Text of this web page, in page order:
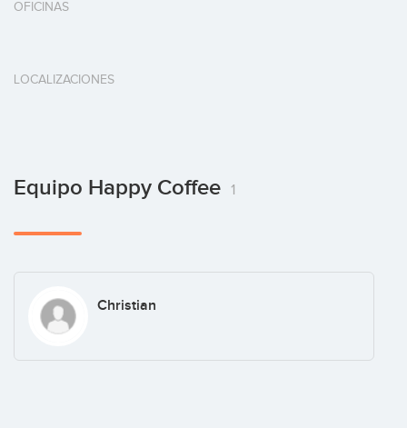
OFICINAS
LOCALIZACIONES
Equipo Happy Coffee 1
Christian